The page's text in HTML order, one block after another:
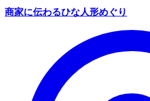
商家に伝わるひな人形めぐり